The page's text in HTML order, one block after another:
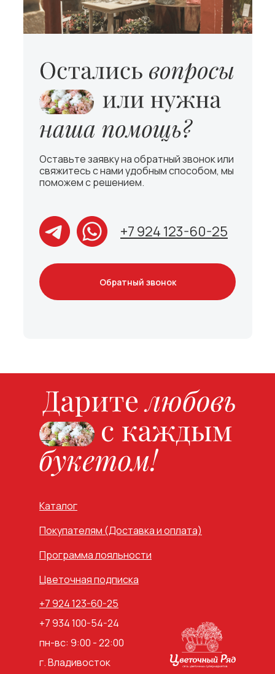
Оставьте заявку на обратный звонок или
свяжитесь с нами удобным способом, мы
поможем с решением.
+7 924 123-60-25
Обратный звонок
Каталог
Покупателям (Доставка и оплата)
Программа лояльности
Цветочная подписка
+7 924 123-60-25
+7 934 100-54-24
пн-вс: 9:00 - 22:00
г. Владивосток